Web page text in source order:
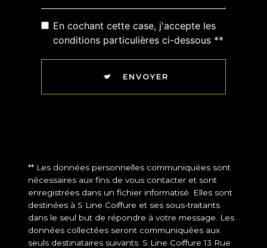
En cochant cette case, j'accepte les
conditions particulières ci-dessous **
ENVOYER
** Les données personnelles communiquées sont
nécessaires aux fins de vous contacter et sont
enregistrées dans un fichier informatisé. Elles sont
destinées à S Line Coiffure et ses sous-traitants
dans le seul but de répondre à votre message. Les
données collectées seront communiquées aux
seuls destinataires suivants: S Line Coiffure 13 Rue